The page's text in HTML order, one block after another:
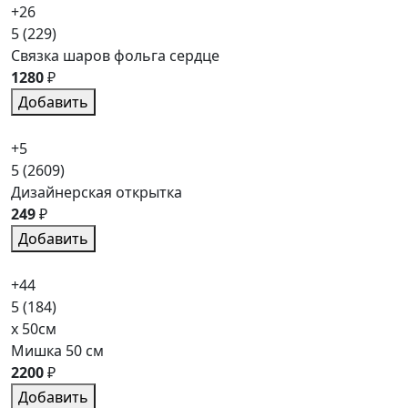
+26
5(229)
Связка шаров фольга сердце
1280₽
Добавить
+5
5(2609)
Дизайнерская открытка
249₽
Добавить
+44
5(184)
x 50см
Мишка 50 см
2200₽
Добавить